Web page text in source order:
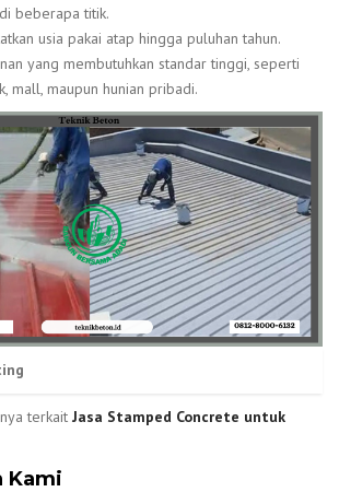
beberapa titik.
usia pakai atap hingga puluhan tahun.
yang membutuhkan standar tinggi, seperti
mall, maupun hunian pribadi.
terkait Jasa Stamped Concrete untuk
Kami